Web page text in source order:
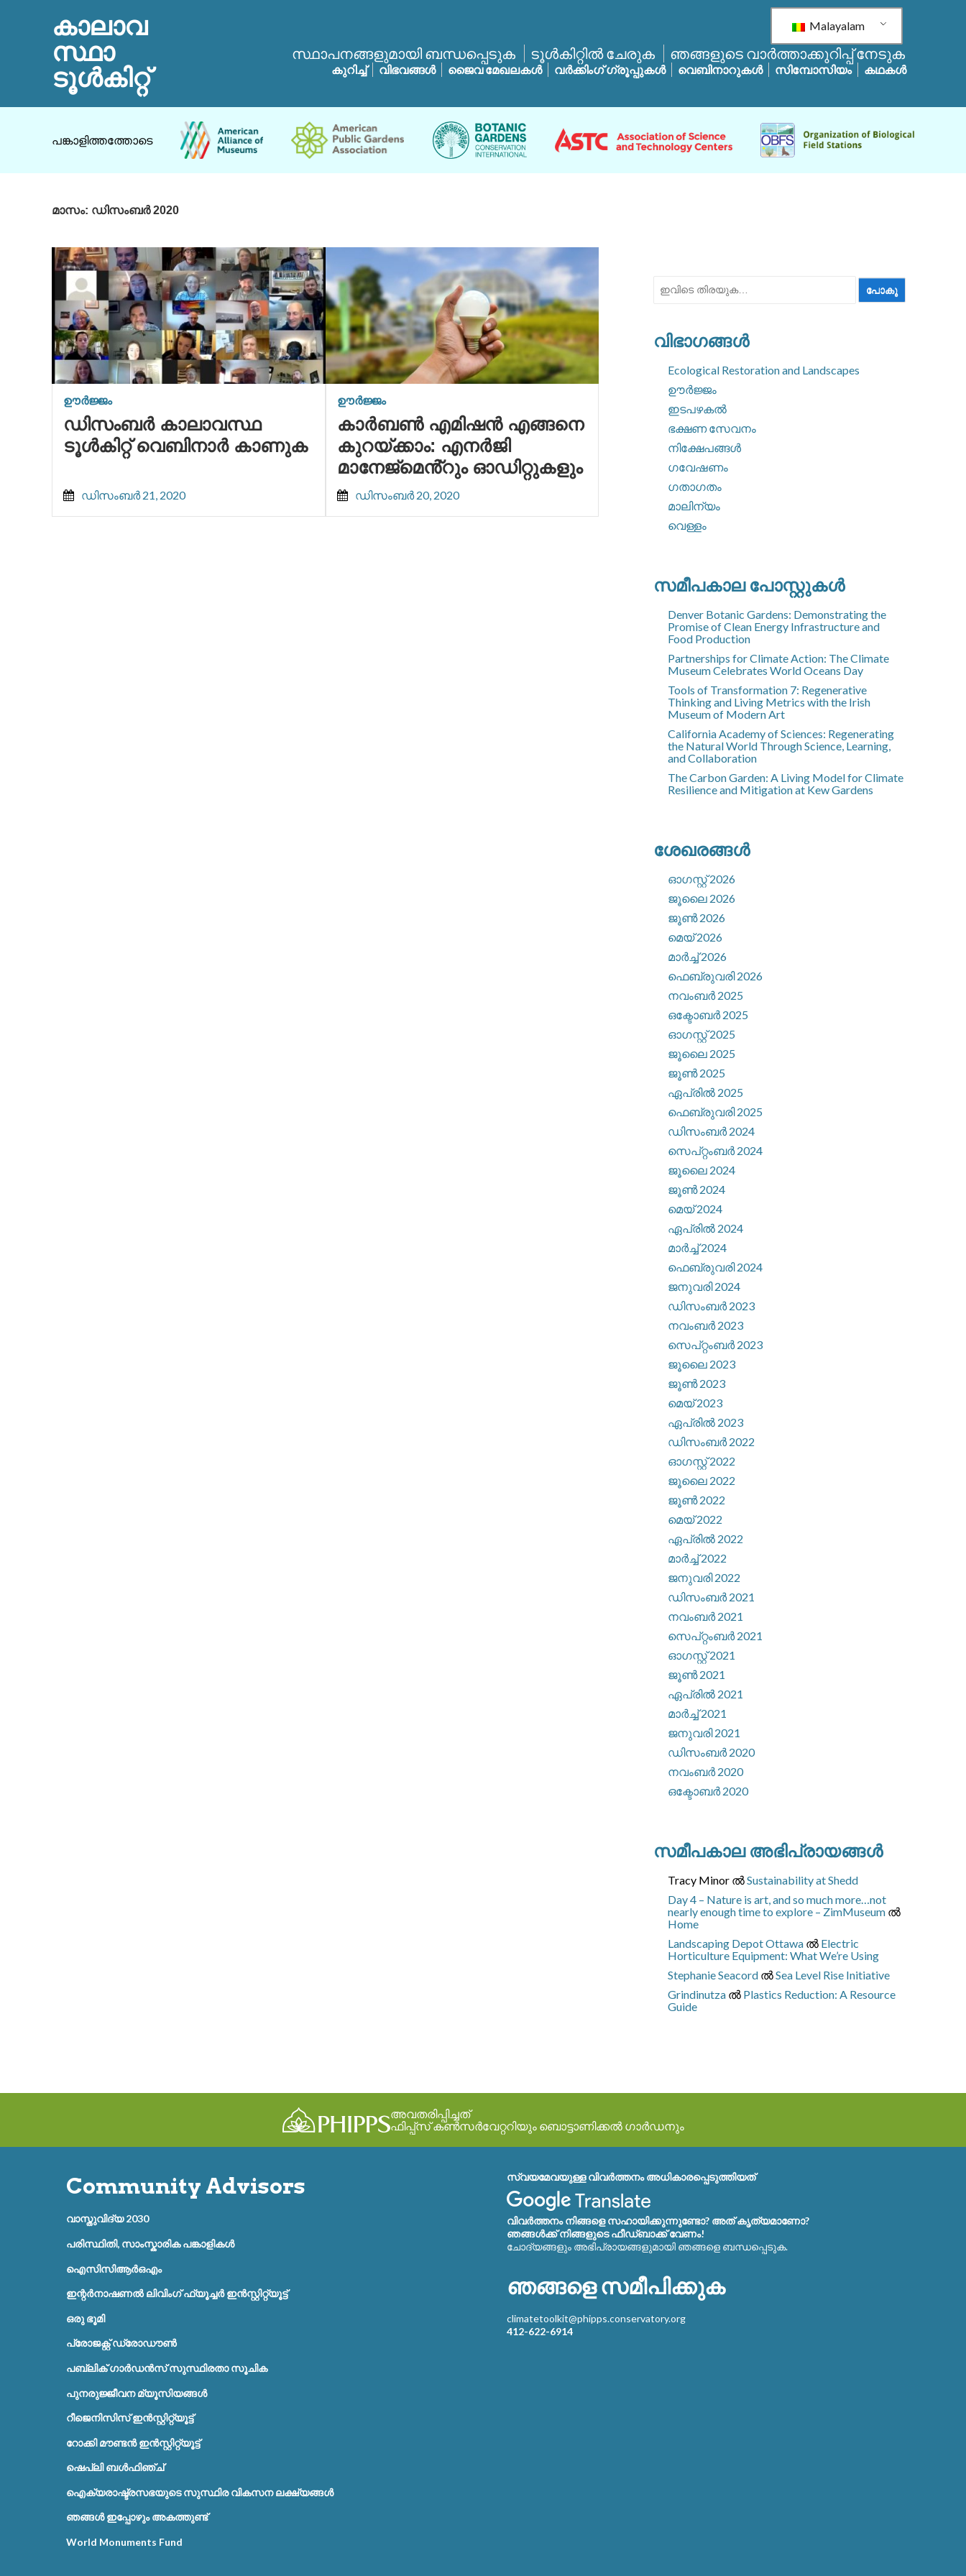
കാലാവ
സ്ഥാ
ടൂൾകിറ്റ്
Malayalam
സ്ഥാപനങ്ങളുമായി ബന്ധപ്പെടുക ടൂൾകിറ്റിൽ ചേരുക ഞങ്ങളുടെ വാർത്താക്കുറിപ്പ് നേടുക
കുറിച്ച് വിഭവങ്ങൾ ജൈവ മേഖലകൾ വർക്കിംഗ് ഗ്രൂപ്പുകൾ വെബിനാറുകൾ സിമ്പോസിയം കഥകൾ
പങ്കാളിത്തത്തോടെ
മാസം: ഡിസംബർ 2020
ഊർജ്ജം
ഡിസംബർ കാലാവസ്ഥ
ടൂൾകിറ്റ് വെബിനാർ കാണുക
ഡിസംബർ 21, 2020
ഊർജ്ജം
കാർബൺ എമിഷൻ എങ്ങനെ
കുറയ്ക്കാം: എനർജി
മാനേജ്‌മെൻ്റും ഓഡിറ്റുകളും
ഡിസംബർ 20, 2020
ഇതിനായി
വിഭാഗങ്ങൾ
Ecological Restoration and Landscapes
ഊർജ്ജം
ഇടപഴകൽ
ഭക്ഷണ സേവനം
നിക്ഷേപങ്ങൾ
ഗവേഷണം
ഗതാഗതം
മാലിന്യം
വെള്ളം
സമീപകാല പോസ്റ്റുകൾ
Denver Botanic Gardens: Demonstrating the
Promise of Clean Energy Infrastructure and
Food Production
Partnerships for Climate Action: The Climate
Museum Celebrates World Oceans Day
Tools of Transformation 7: Regenerative
Thinking and Living Metrics with the Irish
Museum of Modern Art
California Academy of Sciences: Regenerating
the Natural World Through Science, Learning,
and Collaboration
The Carbon Garden: A Living Model for Climate
Resilience and Mitigation at Kew Gardens
ശേഖരങ്ങൾ
ഓഗസ്റ്റ്‌ 2026
ജൂലൈ 2026
ജൂൺ 2026
മെയ്‌ 2026
മാർച്ച്‌ 2026
ഫെബ്രുവരി 2026
നവംബർ 2025
ഒക്ടോബർ 2025
ഓഗസ്റ്റ്‌ 2025
ജൂലൈ 2025
ജൂൺ 2025
ഏപ്രിൽ 2025
ഫെബ്രുവരി 2025
ഡിസംബർ 2024
സെപ്റ്റംബർ 2024
ജൂലൈ 2024
ജൂൺ 2024
മെയ്‌ 2024
ഏപ്രിൽ 2024
മാർച്ച്‌ 2024
ഫെബ്രുവരി 2024
ജനുവരി 2024
ഡിസംബർ 2023
നവംബർ 2023
സെപ്റ്റംബർ 2023
ജൂലൈ 2023
ജൂൺ 2023
മെയ്‌ 2023
ഏപ്രിൽ 2023
ഡിസംബർ 2022
ഓഗസ്റ്റ്‌ 2022
ജൂലൈ 2022
ജൂൺ 2022
മെയ്‌ 2022
ഏപ്രിൽ 2022
മാർച്ച്‌ 2022
ജനുവരി 2022
ഡിസംബർ 2021
നവംബർ 2021
സെപ്റ്റംബർ 2021
ഓഗസ്റ്റ്‌ 2021
ജൂൺ 2021
ഏപ്രിൽ 2021
മാർച്ച്‌ 2021
ജനുവരി 2021
ഡിസംബർ 2020
നവംബർ 2020
ഒക്ടോബർ 2020
സമീപകാല അഭിപ്രായങ്ങൾ
Tracy Minor ല്‍Sustainability at Shedd
Day 4 – Nature is art, and so much more…not
nearly enough time to explore – ZimMuseum ല്‍
Home
Landscaping Depot Ottawa ല്‍ Electric
Horticulture Equipment: What We’re Using
Stephanie Seacord ല്‍Sea Level Rise Initiative
Grindinutza ല്‍ Plastics Reduction: A Resource
Guide
അവതരിപ്പിച്ചത്
ഫിപ്പ്സ് കൺസർവേറ്ററിയും ബൊട്ടാണിക്കൽ ഗാർഡനും
Community Advisors
വാസ്തുവിദ്യ 2030
പരിസ്ഥിതി, സാംസ്കാരിക പങ്കാളികൾ
ഐസിസിആർഒഎം
ഇന്റർനാഷണൽ ലിവിംഗ് ഫ്യൂച്ചർ ഇൻസ്റ്റിറ്റ്യൂട്ട്
ഒരു ഭൂമി
പ്രോജക്റ്റ് ഡ്രോഡൗൺ
പബ്ലിക് ഗാർഡൻസ് സുസ്ഥിരതാ സൂചിക
പുനരുജ്ജീവന മ്യൂസിയങ്ങൾ
റീജെനിസിസ് ഇൻസ്റ്റിറ്റ്യൂട്ട്
റോക്കി മൗണ്ടൻ ഇൻസ്റ്റിറ്റ്യൂട്ട്
ഷെപ്ലി ബൾഫിഞ്ച്
ഐക്യരാഷ്ട്രസഭയുടെ സുസ്ഥിര വികസന ലക്ഷ്യങ്ങൾ
ഞങ്ങൾ ഇപ്പോഴും അകത്തുണ്ട്
World Monuments Fund
സ്വയമേവയുള്ള വിവർത്തനം അധികാരപ്പെടുത്തിയത്
വിവർത്തനം നിങ്ങളെ സഹായിക്കുന്നുണ്ടോ? അത് കൃത്യമാണോ?
ഞങ്ങൾക്ക് നിങ്ങളുടെ ഫീഡ്‌ബാക്ക് വേണം!
ചോദ്യങ്ങളും അഭിപ്രായങ്ങളുമായി ഞങ്ങളെ ബന്ധപ്പെടുക.
ഞങ്ങളെ സമീപിക്കുക
climatetoolkit@phipps.conservatory.org
412-622-6914